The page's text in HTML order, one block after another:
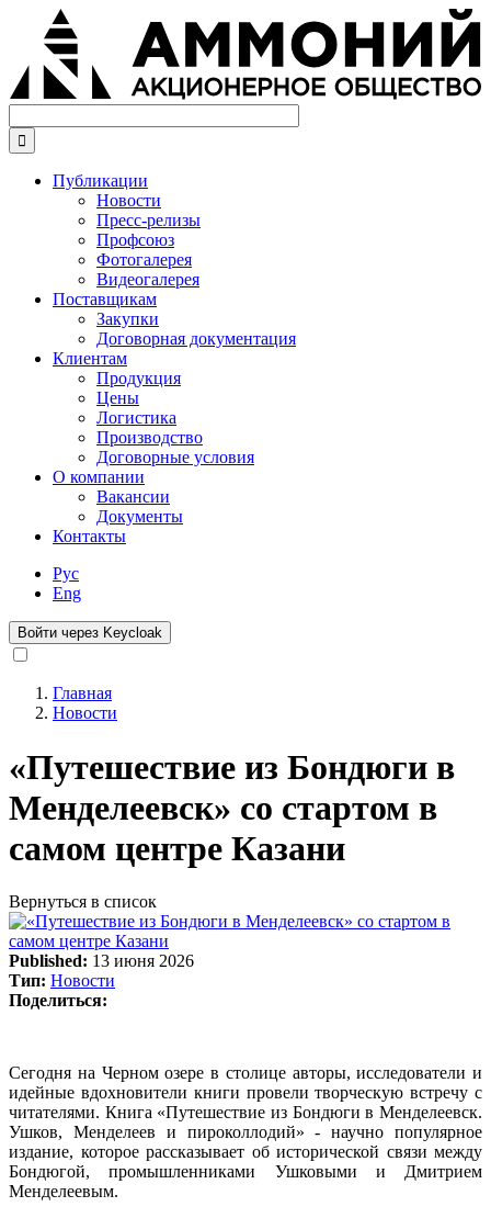
Перейти
основному
содержанию

Публикации
Новости
Пресс-релизы
Профсоюз
Фотогалерея
Видеогалерея
Поставщикам
Закупки
Договорная документация
Клиентам
Продукция
Цены
Логистика
Производство
Договорные условия
О компании
Вакансии
Документы
Контакты
Рус
Eng
Войти через Keycloak
Строка
навигации
Главная
Новости
«Путешествие из Бондюги в
Менделеевск» со стартом в
самом центре Казани
Вернуться в список
Published: 13 июня 2026
Тип: Новости
Поделиться:
Сегодня на Черном озере в столице авторы, исследователи и
идейные вдохновители книги провели творческую встречу с
читателями. Книга «Путешествие из Бондюги в Менделеевск.
Ушков, Менделеев и пироколлодий» - научно популярное
издание, которое рассказывает об исторической связи между
Бондюгой, промышленниками Ушковыми и Дмитрием
Менделеевым.